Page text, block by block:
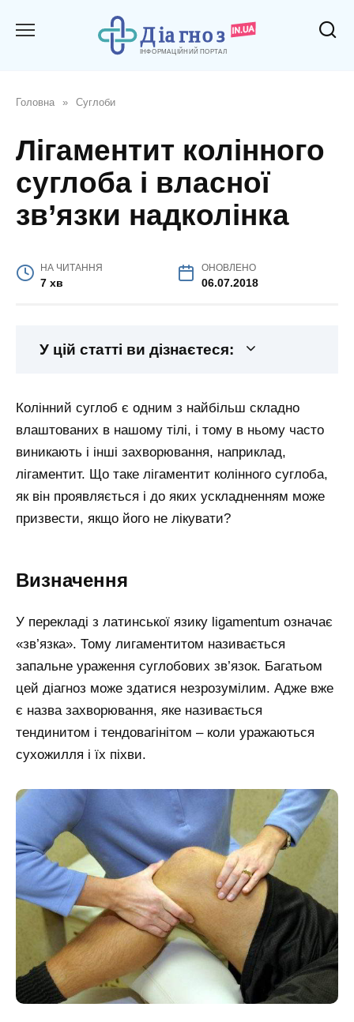
Головна » Суглоби
Лігаментит колінного
суглоба і власної
зв’язки надколінка
НА ЧИТАННЯ
7 хв
ОНОВЛЕНО
06.07.2018
У цій статті ви дізнаєтеся:
Колінний суглоб є одним з найбільш складно
влаштованих в нашому тілі, і тому в ньому часто
виникають і інші захворювання, наприклад,
лігаментит. Що таке лігаментит колінного суглоба,
як він проявляється і до яких ускладненням може
призвести, якщо його не лікувати?
Визначення
У перекладі з латинської язику ligamentum означає
«зв’язка». Тому лигаментитом називається
запальне ураження суглобових зв’язок. Багатьом
цей діагноз може здатися незрозумілим. Адже вже
є назва захворювання, яке називається
тендинитом і тендовагінітом – коли уражаються
сухожилля і їх піхви.